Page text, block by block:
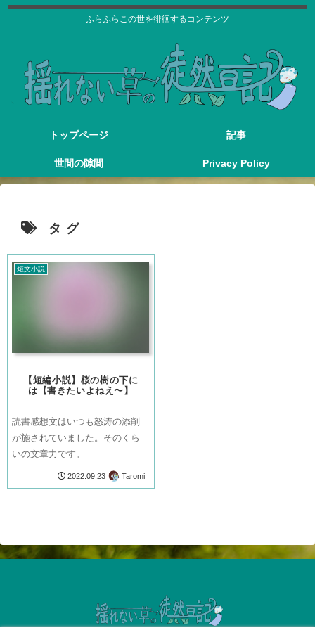
ふらふらこの世を徘徊するコンテンツ
トップページ 記事
世間の隙間 Privacy Policy
タグ
短文小説
【短編小説】桜の樹の下に
は【書きたいよねえ〜】
読書感想文はいつも怒涛の添削
が施されていました。そのくら
いの文章力です。
2022.09.23 Taromi